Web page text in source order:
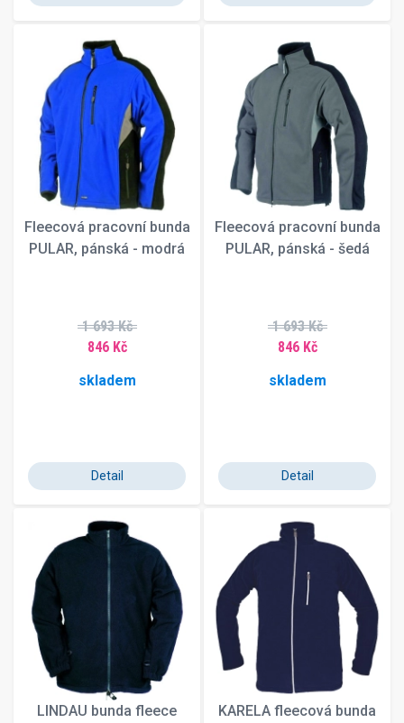
Fleecová pracovní bunda
PULAR, pánská - modrá
1 693 Kč
846 Kč
skladem
Detail
Fleecová pracovní bunda
PULAR, pánská - šedá
1 693 Kč
846 Kč
skladem
Detail
LINDAU bunda fleece
KARELA fleecová bunda